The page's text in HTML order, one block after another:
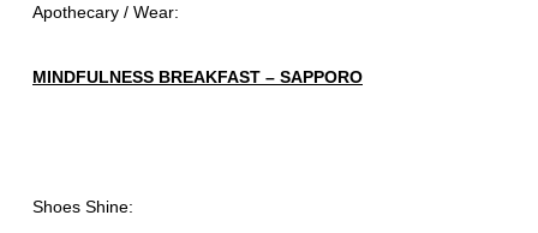
Apothecary / Wear:
MINDFULNESS BREAKFAST – SAPPORO
Shoes Shine: